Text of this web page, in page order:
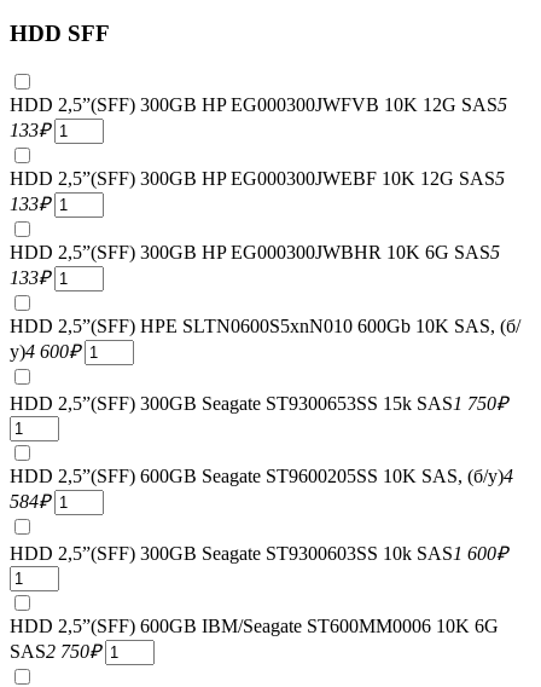
HDD SFF
HDD 2,5”(SFF) 300GB HP EG000300JWFVB 10K 12G SAS5
133₽
HDD 2,5”(SFF) 300GB HP EG000300JWEBF 10K 12G SAS5
133₽
HDD 2,5”(SFF) 300GB HP EG000300JWBHR 10K 6G SAS5
133₽
HDD 2,5”(SFF) HPE SLTN0600S5xnN010 600Gb 10K SAS, (б/
у)4 600₽
HDD 2,5”(SFF) 300GB Seagate ST9300653SS 15k SAS1 750₽
HDD 2,5”(SFF) 600GB Seagate ST9600205SS 10K SAS, (б/у)4
584₽
HDD 2,5”(SFF) 300GB Seagate ST9300603SS 10k SAS1 600₽
HDD 2,5”(SFF) 600GB IBM/Seagate ST600MM0006 10K 6G
SAS2 750₽